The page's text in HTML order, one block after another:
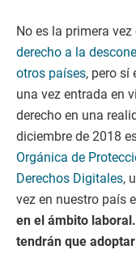
No es la primera
derecho a la
otros países, pero sí
una vez entrada en
derecho en una
diciembre de 2018
Orgánica de
Derechos Digitales,
vez en nuestro país
en el ámbito
tendrán que